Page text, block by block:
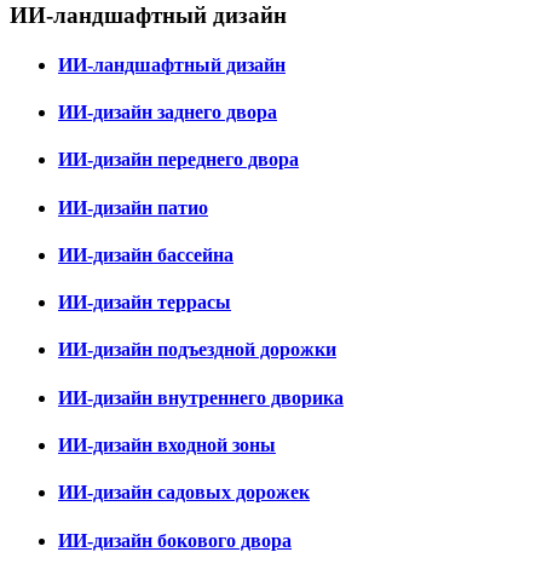
ИИ-ландшафтный дизайн
ИИ-ландшафтный дизайн
ИИ-дизайн заднего двора
ИИ-дизайн переднего двора
ИИ-дизайн патио
ИИ-дизайн бассейна
ИИ-дизайн террасы
ИИ-дизайн подъездной дорожки
ИИ-дизайн внутреннего дворика
ИИ-дизайн входной зоны
ИИ-дизайн садовых дорожек
ИИ-дизайн бокового двора